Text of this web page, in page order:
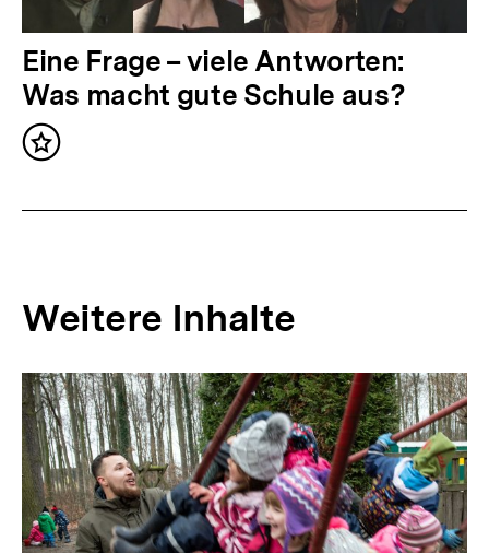
l
t
:
N
ä
c
h
r
I
n
h
a
l
t
:
Eine Frage – viele Antworten:
Was macht gute Schule aus?
Inhalt
Weitere Inhalte
Inhaltskarousell
für
weitere
Inhalte
Inhaltskarussell
überspringen